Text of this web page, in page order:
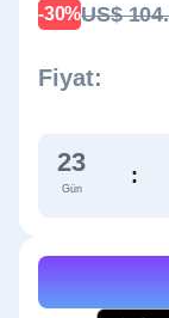
-30%US$
Fiyat:
23
Gün
: